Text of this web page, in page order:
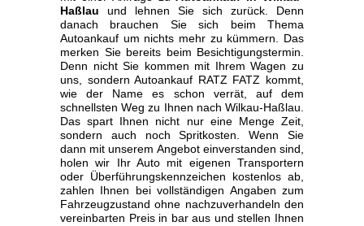
Haßlau und lehnen Sie sich zurück. Denn
danach brauchen Sie sich beim Thema
Autoankauf um nichts mehr zu kümmern. Das
merken Sie bereits beim Besichtigungstermin.
Denn nicht Sie kommen mit Ihrem Wagen zu
uns, sondern Autoankauf RATZ FATZ kommt,
wie der Name es schon verrät, auf dem
schnellsten Weg zu Ihnen nach Wilkau-Haßlau.
Das spart Ihnen nicht nur eine Menge Zeit,
sondern auch noch Spritkosten. Wenn Sie
dann mit unserem Angebot einverstanden sind,
holen wir Ihr Auto mit eigenen Transportern
oder Überführungskennzeichen kostenlos ab,
zahlen Ihnen bei vollständigen Angaben zum
Fahrzeugzustand ohne nachzuverhandeln den
vereinbarten Preis in bar aus und stellen Ihnen